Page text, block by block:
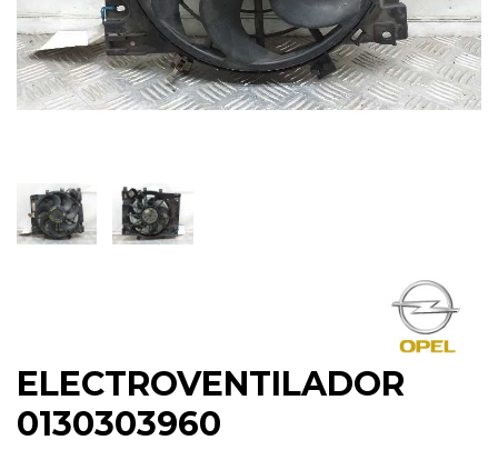
ELECTROVENTILADOR
0130303960